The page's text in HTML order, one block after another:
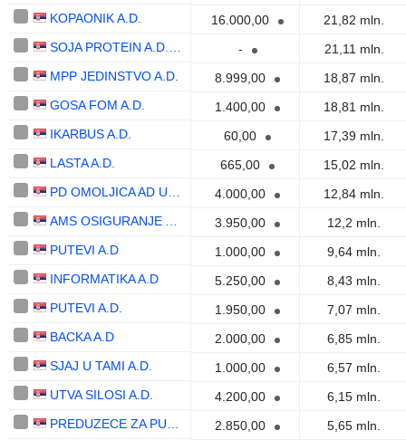
KOPAONIK A.D.
16.000,00
21,82 mln.
-
21,11 mln.
MPP JEDINSTVO A.D.
8.999,00
18,87 mln.
GOSA FOM A.D.
1.400,00
18,81 mln.
IKARBUS A.D.
60,00
17,39 mln.
LASTA A.D.
665,00
15,02 mln.
4.000,00
12,84 mln.
3.950,00
12,2 mln.
PUTEVI A.D
1.000,00
9,64 mln.
INFORMATIKA A.D
5.250,00
8,43 mln.
PUTEVI A.D.
1.950,00
7,07 mln.
BACKA A.D
2.000,00
6,85 mln.
SJAJ U TAMI A.D.
1.000,00
6,57 mln.
UTVA SILOSI A.D.
4.200,00
6,15 mln.
2.850,00
5,65 mln.